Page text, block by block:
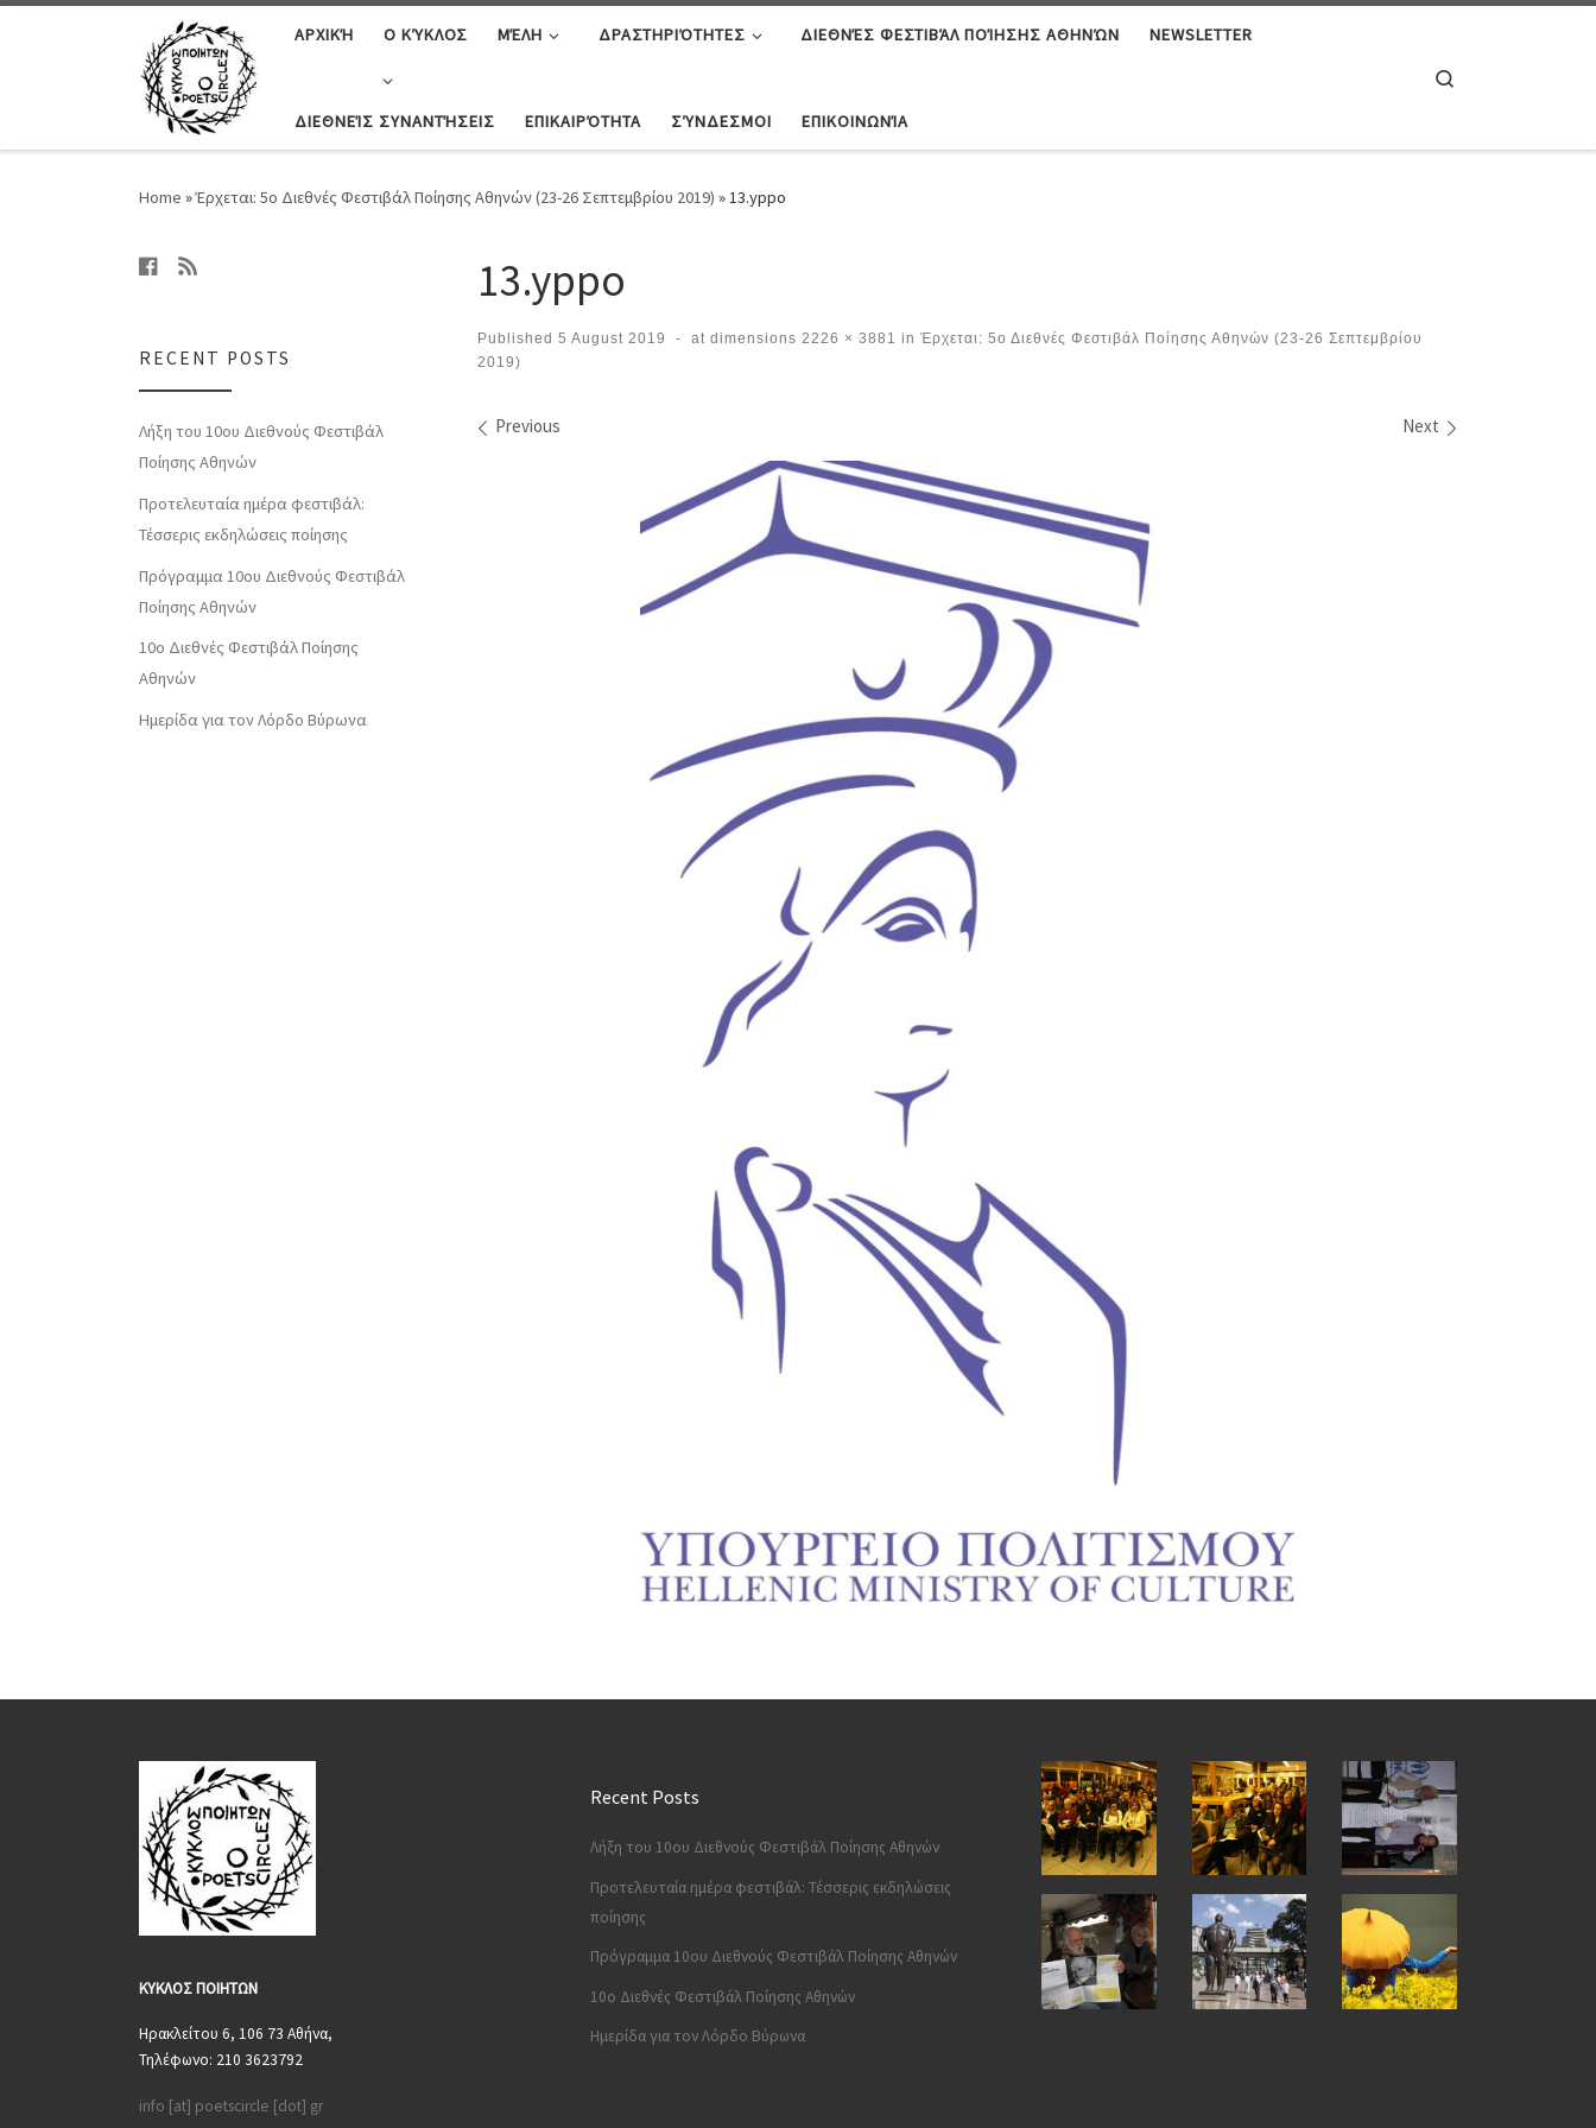
ΑΡΧΙΚΉ Ο ΚΎΚΛΟΣ ΜΈΛΗ ΔΡΑΣΤΗΡΙΌΤΗΤΕΣ ΔΙΕΘΝΈΣ ΦΕΣΤΙΒΆΛ ΠΟΊΗΣΗΣ ΑΘΗΝΏΝ NEWSLETTER
ΔΙΕΘΝΕΊΣ ΣΥΝΑΝΤΉΣΕΙΣ ΕΠΙΚΑΙΡΌΤΗΤΑ ΣΎΝΔΕΣΜΟΙ ΕΠΙΚΟΙΝΩΝΊΑ
Home »Έρχεται: 5ο Διεθνές Φεστιβάλ Ποίησης Αθηνών (23-26 Σεπτεμβρίου 2019) »13.yppo
13.yppo
Published 5 August 2019 - at dimensions 2226 × 3881 in Έρχεται: 5ο Διεθνές Φεστιβάλ Ποίησης Αθηνών (23-26 Σεπτεμβρίου
2019)
Images navigation
Previous Next
RECENT POSTS
Λήξη του 10ου Διεθνούς Φεστιβάλ
Ποίησης Αθηνών
Προτελευταία ημέρα φεστιβάλ:
Τέσσερις εκδηλώσεις ποίησης
Πρόγραμμα 10ου Διεθνούς Φεστιβάλ
Ποίησης Αθηνών
10o Διεθνές Φεστιβάλ Ποίησης
Αθηνών
Ημερίδα για τον Λόρδο Βύρωνα
ΚΥΚΛΟΣΠΟΙΗΤΩΝ
Ηρακλείτου 6, 106 73 Αθήνα,
Τηλέφωνο: 210 3623792
info [at] poetscircle [dot] gr
Recent Posts
Λήξη του 10ου Διεθνούς Φεστιβάλ Ποίησης Αθηνών
Προτελευταία ημέρα φεστιβάλ: Τέσσερις εκδηλώσεις
ποίησης
Πρόγραμμα 10ου Διεθνούς Φεστιβάλ Ποίησης Αθηνών
10o Διεθνές Φεστιβάλ Ποίησης Αθηνών
Ημερίδα για τον Λόρδο Βύρωνα